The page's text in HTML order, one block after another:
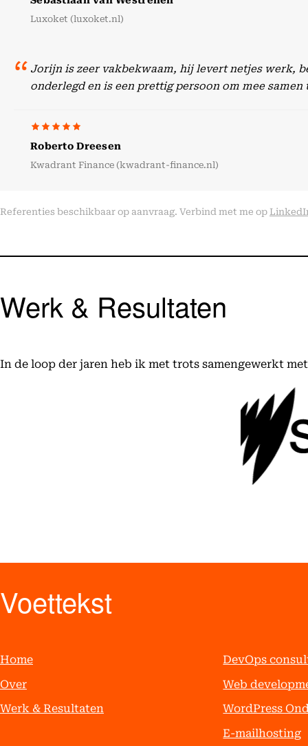
Luxoket (luxoket.nl)
Jorijn is zeer vakbekwaam, hij levert netjes werk,
onderlegd en is een prettig persoon om mee samen
Roberto Dreesen
Kwadrant Finance (kwadrant-finance.nl)
Referenties beschikbaar op aanvraag. Verbind met me op
Werk & Resultaten
In de loop der jaren heb ik met trots samengewerkt
Voettekst
Home
Over
Werk & Resultaten
DevOps
Web
WordPress
E-mailhosting